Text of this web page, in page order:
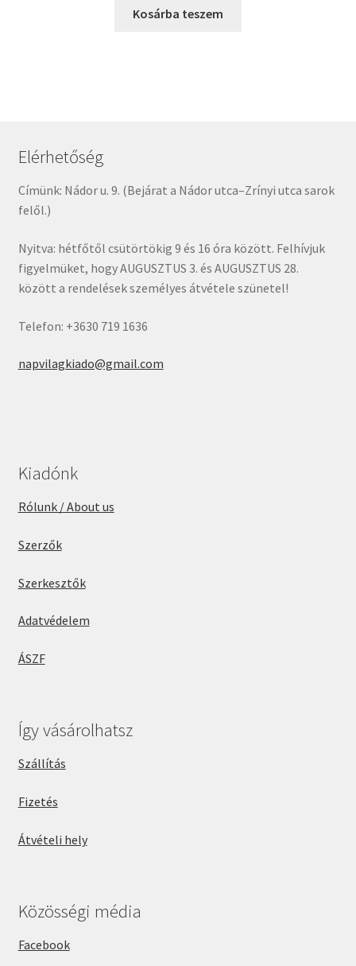
was:
is:
Kosárba teszem
Elérhetőség
Címünk: Nádor u. 9. (Bejárat a Nádor utca–Zrínyi utca sarok
felől.)
Nyitva: hétfőtől csütörtökig 9 és 16 óra között. Felhívjuk
figyelmüket, hogy AUGUSZTUS 3. és AUGUSZTUS 28.
között a rendelések személyes átvétele szünetel!
Telefon: +3630 719 1636
napvilagkiado@gmail.com
Kiadónk
Rólunk / About us
Szerzők
Szerkesztők
Adatvédelem
ÁSZF
Így vásárolhatsz
Szállítás
Fizetés
Átvételi hely
Közösségi média
Facebook